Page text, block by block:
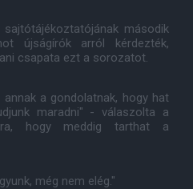
második
újságírók arról kérdezték,
csapata ezt a sorozatot.
a gondolatnak, hogy hat
maradni" - válaszolta a
hogy meddig tarthat a
még nem elég."